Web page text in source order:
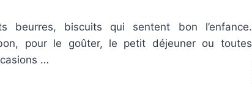
beurres, biscuits qui sentent bon l’enfance.
pour le goûter, le petit déjeuner ou toutes
…